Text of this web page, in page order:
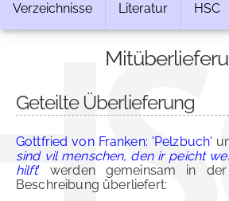
Verzeichnisse Literatur HSC
Geteilte Überlieferung
Gottfried von Franken: 'Pelzbuch'
sind vil menschen, den ir peicht
hilft' werden gemeinsam in
Beschreibung überliefert: